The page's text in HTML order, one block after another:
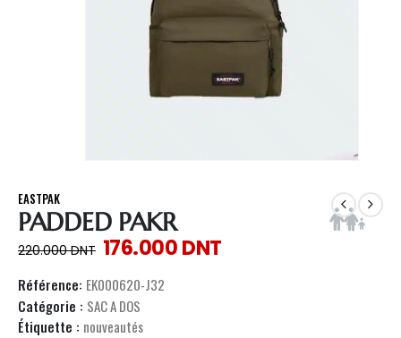
EASTPAK
PADDED PAKR
220.000DNT 176.000DNT
Référence: EK000620-J32
Catégorie : SAC A DOS
Étiquette : nouveautés